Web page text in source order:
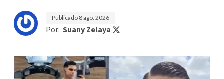
Publicado 8 ago. 2026
Por: Suany Zelaya